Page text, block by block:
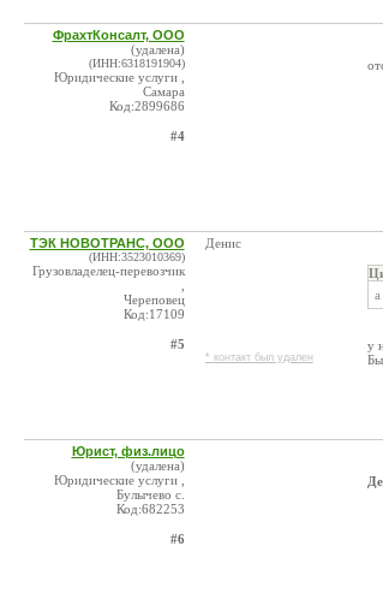
ФрахтКонсалт, ООО
(удалена)
(ИНН:6318191904)
Юридические услуги ,
Самара
Код:2899686
#4
ТЭК НОВОТРАНС, ООО
(ИНН:3523010369)
Грузовладелец-перевозчик
Череповец
Код:17109
#5
Денис
* контакт был удален
у
Юрист, физ.лицо
(удалена)
Юридические услуги ,
Булычево с.
Код:682253
#6